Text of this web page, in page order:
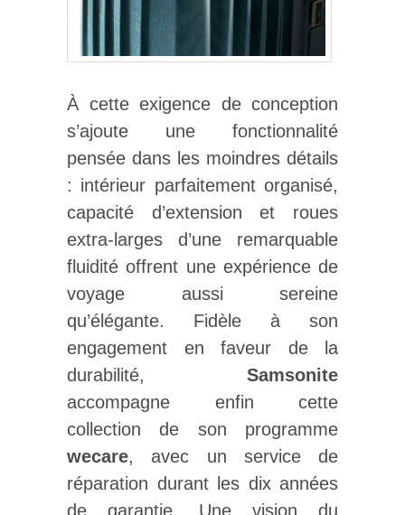
À cette exigence de conception
s’ajoute une fonctionnalité
pensée dans les moindres détails
: intérieur parfaitement organisé,
capacité d’extension et roues
extra-larges d’une remarquable
fluidité offrent une expérience de
voyage aussi sereine
qu’élégante. Fidèle à son
engagement en faveur de la
durabilité, Samsonite
accompagne enfin cette
collection de son programme
wecare, avec un service de
réparation durant les dix années
de garantie. Une vision du